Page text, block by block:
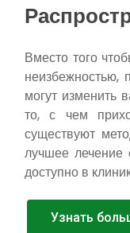
Вместо того
неизбежностью,
могут изменить
то, с чем
существуют
лучшее
доступно в
Узнать